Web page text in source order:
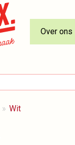
Over ons
Wit